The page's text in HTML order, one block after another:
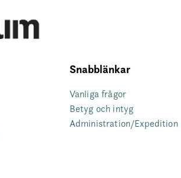
Snabblänkar
Vanliga frågor
Betyg och intyg
Administration/Expedition